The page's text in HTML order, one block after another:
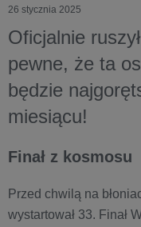
26 stycznia 2025
Oficjalnie
pewne, że ta
będzie
miesiącu!
Finał z kosmosu
Przed chwilą na
wystartował 33. Finał